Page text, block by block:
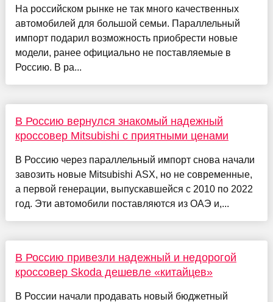
На российском рынке не так много качественных
автомобилей для большой семьи. Параллельный
импорт подарил возможность приобрести новые
модели, ранее официально не поставляемые в
Россию. В ра...
В Россию вернулся знакомый надежный
кроссовер Mitsubishi с приятными ценами
В Россию через параллельный импорт снова начали
завозить новые Mitsubishi ASX, но не современные,
а первой генерации, выпускавшейся с 2010 по 2022
год. Эти автомобили поставляются из ОАЭ и,...
В Россию привезли надежный и недорогой
кроссовер Skoda дешевле «китайцев»
В России начали продавать новый бюджетный